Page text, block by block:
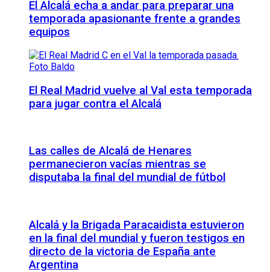
El Alcalá echa a andar para preparar una
temporada apasionante frente a grandes
equipos
El Real Madrid vuelve al Val esta temporada
para jugar contra el Alcalá
Las calles de Alcalá de Henares
permanecieron vacías mientras se
disputaba la final del mundial de fútbol
Alcalá y la Brigada Paracaidista estuvieron
en la final del mundial y fueron testigos en
directo de la victoria de España ante
Argentina